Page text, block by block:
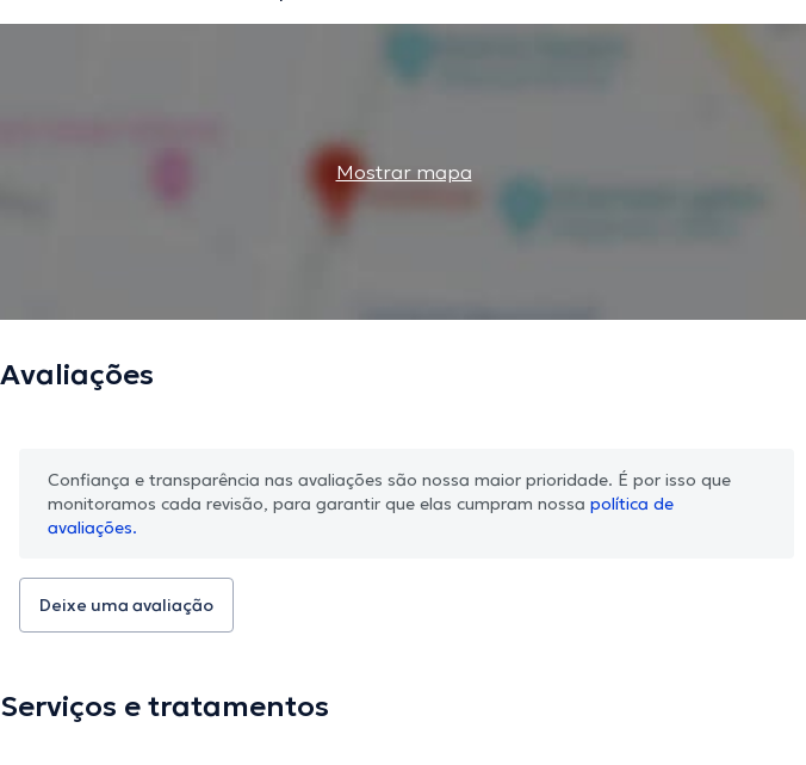
Mostrar mapa
Avaliações
Confiança e transparência nas avaliações são nossa maior prioridade. É por isso que
monitoramos cada revisão, para garantir que elas cumpram nossa política de
avaliações.
Deixe uma avaliação
Serviços e tratamentos